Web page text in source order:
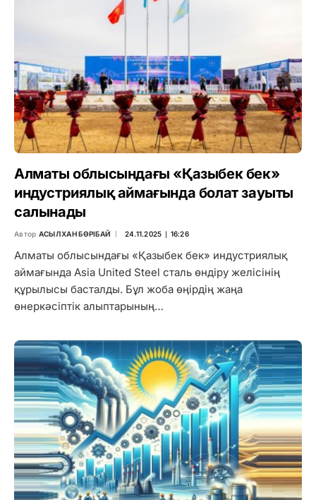
Алматы облысындағы «Қазыбек бек»
индустриялық аймағында болат зауыты
салынады
Автор АСЫЛХАН БӨРІБАЙ 24.11.2025 ∣ 16:26
Алматы облысындағы «Қазыбек бек» индустриялық
аймағында Asia United Steel сталь өндіру желісінің
құрылысы басталды. Бұл жоба өңірдің жаңа
өнеркәсіптік алыптарының…